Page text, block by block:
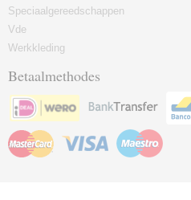
Speciaalgereedschappen
Vde
Werkkleding
Betaalmethodes